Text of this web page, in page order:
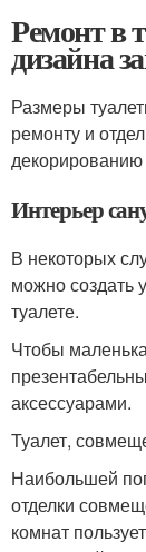
Ремонт в
дизайна
Размеры
ремонту и
Интерьер
В некоторых
можно создать
туалете.
Чтобы
аксессуарами.
Туалет,
Наибольшей
отделки
комнат